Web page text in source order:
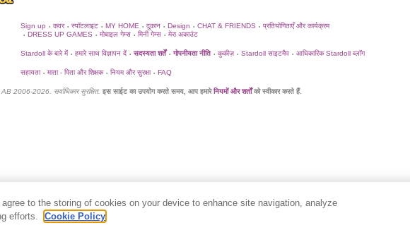
Sign up • कवर • स्पॉटलाइट • MY HOME • दुकान • Design • CHAT & FRIENDS • प्रतियोगिताएँ और कार्यक्रम
• DRESS UP GAMES • मोबाइल गेम्स • मिनी गेम्स • मेरा अकाउंट
Stardoll के बारे में • हमारे साथ विज्ञापन दें • सदस्यता शर्तें • गोपनीयता नीति • कुकीज़ • Stardoll साइटमैप • आधिकारिक Stardoll ब्लॉग
सहायता • माता - पिता और शिक्षक • नियम और सुरक्षा • FAQ
2006-2026. सर्वाधिकार सुरक्षित. इस साईट का उपयोग करते समय, आप हमारेनियमों और शर्तोंको स्वीकार करते हैं.
to the storing of cookies on your device to enhance site navigation, analyze
efforts.
Cookie Policy